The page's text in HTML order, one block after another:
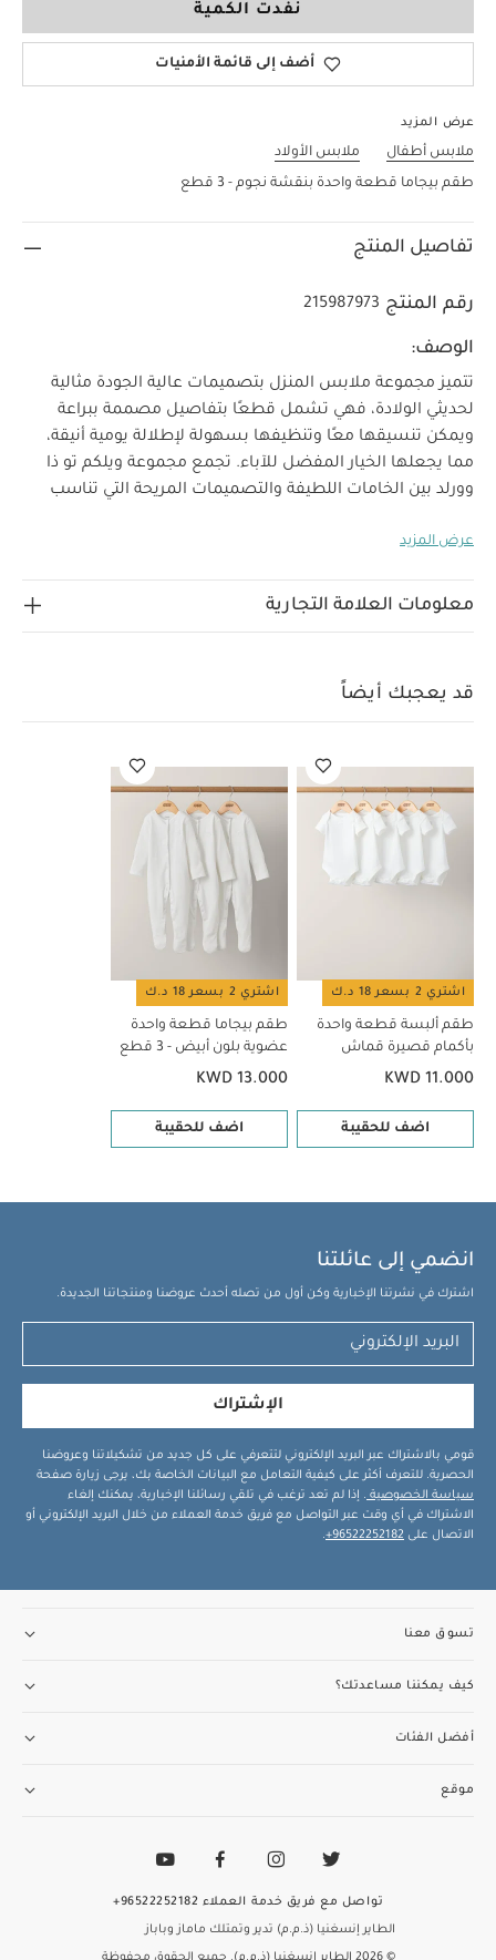
نفدت الكمية
أضف إلى قائمة الأمنيات
عرض المزيد
ملابس أطفال
ملابس الأولاد
طقم بيجاما قطعة واحدة بنقشة نجوم - 3 قطع
تفاصيل المنتج
رقم المنتج 215987973
الوصف:
تتميز مجموعة ملابس المنزل بتصميمات عالية الجودة مثالية
لحديثي الولادة، فهي تشمل قطعًا بتفاصيل مصممة ببراعة
ويمكن تنسيقها معًا وتنظيفها بسهولة لإطلالة يومية أنيقة،
مما يجعلها الخيار المفضل للآباء. تجمع مجموعة ويلكم تو ذا
وورلد بين الخامات اللطيفة والتصميمات المريحة التي تناسب
بيجامات قطعة واحدة بألوان محايدة ونقشات نجوم مناسبة
لطيف على بشرة الأطفال وقابل للغسل في الغسالة ويتميز
وقابل للغسل في الغسالة
طقم بيجاما قطعة واحدة عضوية بلون أبيض
- 3 قطع
عرض المزيد
معلومات العلامة التجارية
قد يعجبك أيضاً
اشتري 2 بسعر 18 د.ك
طقم ألبسة قطعة واحدة
بأكمام قصيرة قماش
عضوي بلون أبيض - 5 قطع
KWD 11.000
اضف للحقيبة
اشتري 2 بسعر 18 د.ك
طقم بيجاما قطعة واحدة
عضوية بلون أبيض - 3 قطع
KWD 13.000
اضف للحقيبة
انضمي إلى عائلتنا
اشترك في نشرتنا الإخبارية وكن أول من تصله أحدث عروضنا ومنتجاتنا الجديدة.
الإشتراك
قومي بالاشتراك عبر البريد الإلكتروني لتتعرفي على كل جديد من تشكيلاتنا وعروضنا
الحصرية. للتعرف أكثر على كيفية التعامل مع البيانات الخاصة بك، يرجى زيارة صفحة
سياسة الخصوصية . إذا لم تعد ترغب في تلقي رسائلنا الإخبارية، يمكنك إلغاء
الاشتراك في أي وقت عبر التواصل مع فريق خدمة العملاء من خلال البريد الإلكتروني أو
الاتصال على 96522252182+
.
تسوق معنا
كيف يمكننا مساعدتك؟
أفضل الفئات
موقع
الطاير إنسغنيا (ذ.م.م) تدير وتمتلك ماماز وباباز
تواصل مع فريق خدمة العملاء 96522252182+